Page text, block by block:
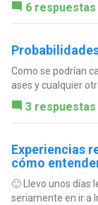
6 respuestas
Como se podrían
ases y cualquier
3 respuestas
Experiencias
cómo
🙂 Llevo unos días
seriamente en ir a